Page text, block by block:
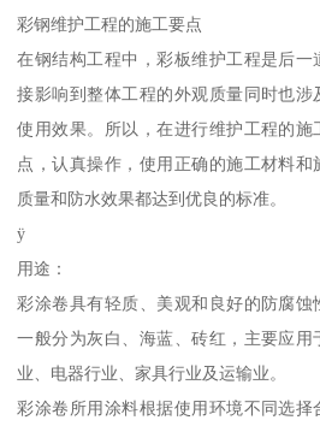
彩钢维护工程的施工要点
在钢结构工程中，彩板维护工程是后
接影响到整体工程的外观质量同时也涉
使用效果。所以，在进行维护工程的
点，认真操作，使用正确的施工材料
质量和防水效果都达到优良的标准。
ÿ
用途：
彩涂卷具有轻质、美观和良好的防腐
一般分为灰白、海蓝、砖红，主要应
业、电器行业、家具行业及运输业。
彩涂卷所用涂料根据使用环境不同选